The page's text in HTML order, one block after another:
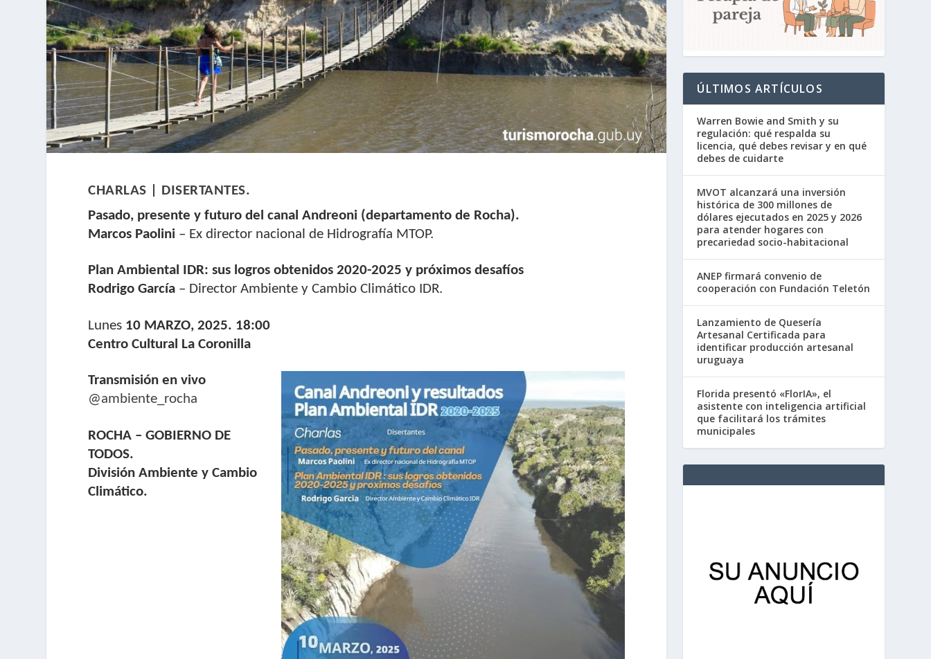
CHARLAS | DISERTANTES.
Pasado, presente y futuro del canal Andreoni (departamento de Rocha).
Marcos Paolini – Ex director nacional de Hidrografía MTOP.
Plan Ambiental IDR: sus logros obtenidos 2020-2025 y próximos desafíos
Rodrigo García – Director Ambiente y Cambio Climático IDR.
Lunes 10 MARZO, 2025. 18:00
Centro Cultural La Coronilla
Transmisión en vivo
@ambiente_rocha
ROCHA – GOBIERNO DE
TODOS.
División Ambiente y Cambio
Climático.
ÚLTIMOS ARTÍCULOS
Warren Bowie and Smith y su
regulación: qué respalda su
licencia, qué debes revisar y en qué
debes de cuidarte
MVOT alcanzará una inversión
histórica de 300 millones de
dólares ejecutados en 2025 y 2026
para atender hogares con
precariedad socio-habitacional
ANEP firmará convenio de
cooperación con Fundación Teletón
Lanzamiento de Quesería
Artesanal Certificada para
identificar producción artesanal
uruguaya
Florida presentó «FlorIA», el
asistente con inteligencia artificial
que facilitará los trámites
municipales